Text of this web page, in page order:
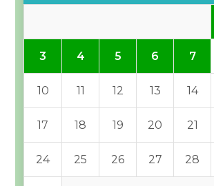
3 4 5 6 7
10 11 12 13 14
17 18 19 20 21
24 25 26 27 28